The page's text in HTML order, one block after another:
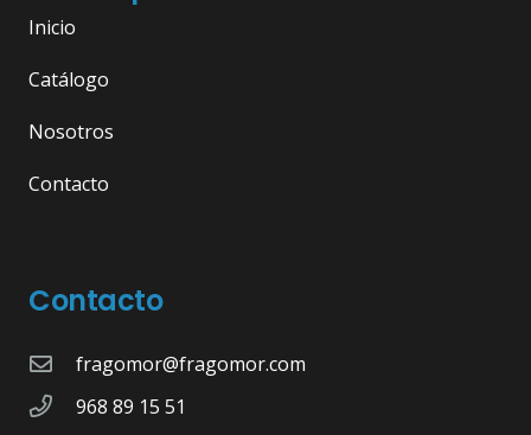
Inicio
Catálogo
Nosotros
Contacto
Contacto
fragomor@fragomor.com
968 89 15 51